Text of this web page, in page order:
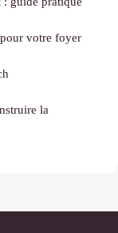
votre foyer
la